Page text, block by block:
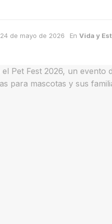
24 de mayo de 2026 En Vida y